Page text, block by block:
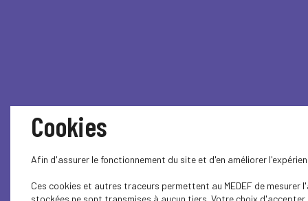
Cookies
Afin d'assurer le fonctionnement du site et d'en améliorer
Ces cookies et autres traceurs permettent au MEDEF de
stockées ne sont transmises à aucun tiers. Votre choix